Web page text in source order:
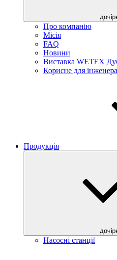
Про компанію
Місія
FAQ
Новини
Виставка WETEX
Корисне для інженера
Продукція
Насосні станції